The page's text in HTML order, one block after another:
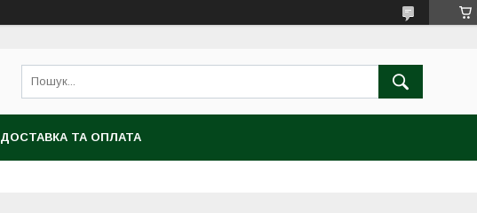
ДОСТАВКА ТА ОПЛАТА